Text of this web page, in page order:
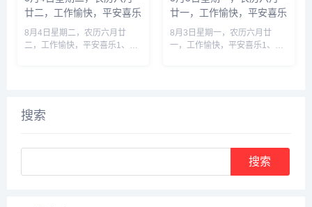
廿二，工作愉快，平安喜乐
8月4日星期二，农历六月廿
二，工作愉快，平安喜乐1、西
央纪......
廿一，工作愉快，平安喜乐
8月3日星期一，农历六月廿
一，工作愉快，平安喜乐1、中
搜索